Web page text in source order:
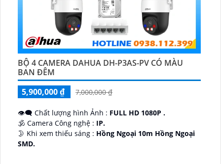
BỘ 4 CAMERA DAHUA DH-P3AS-PV CÓ MÀU
BAN ĐÊM
5,900,000 ₫
7,000,000 ₫
👁️‍🗨 Chất lượng hình Ảnh : FULL HD 1080P .
🕉️ Camera Công nghệ : IP.
🌛 Khi xem thiếu sáng : Hồng Ngoại 10m Hồng Ngoại
SMD.